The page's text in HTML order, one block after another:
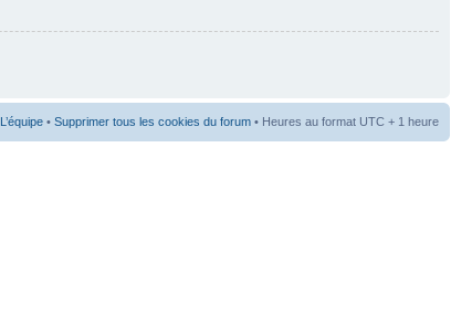
L’équipe • Supprimer tous les cookies du forum • Heures au format UTC + 1 heure